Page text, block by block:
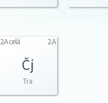
2.A celá 2.A
Čj
Tra